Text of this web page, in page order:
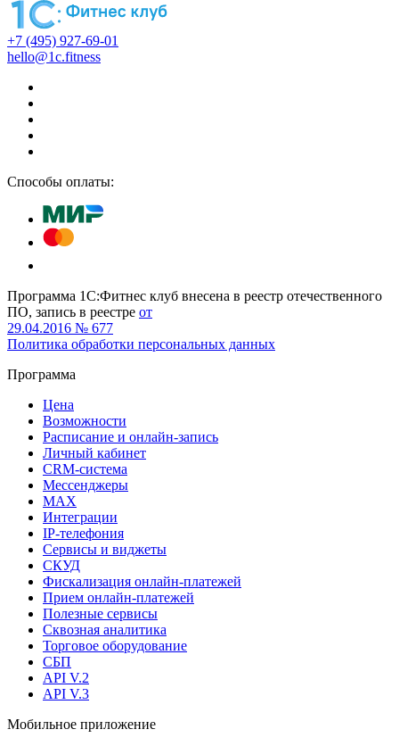
+7 (495) 927-69-01
hello@1c.fitness
Способы оплаты:
Программа 1С:Фитнес клуб внесена в реестр отечественного
ПО, запись в реестре от
29.04.2016 № 677
Политика обработки персональных данных
Программа
Цена
Возможности
Расписание и онлайн-запись
Личный кабинет
CRM-система
Мессенджеры
MAX
Интеграции
IP-телефония
Сервисы и виджеты
СКУД
Фискализация онлайн‑платежей
Прием онлайн-платежей
Полезные сервисы
Сквозная аналитика
Торговое оборудование
СБП
API V.2
API V.3
Мобильное приложение